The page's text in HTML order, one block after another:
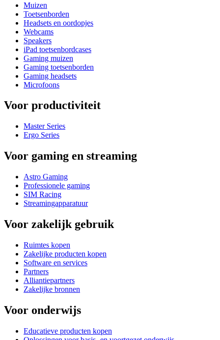
Muizen
Toetsenborden
Headsets en oordopjes
Webcams
Speakers
iPad toetsenbordcases
Gaming muizen
Gaming toetsenborden
Gaming headsets
Microfoons
Voor productiviteit
Master Series
Ergo Series
Voor gaming en streaming
Astro Gaming
Professionele gaming
SIM Racing
Streamingapparatuur
Voor zakelijk gebruik
Ruimtes kopen
Zakelijke producten kopen
Software en services
Partners
Alliantiepartners
Zakelijke bronnen
Voor onderwijs
Educatieve producten kopen